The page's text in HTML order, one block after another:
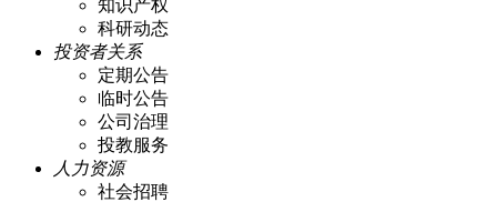
知识产权
科研动态
投资者关系
定期公告
临时公告
公司治理
投教服务
人力资源
社会招聘